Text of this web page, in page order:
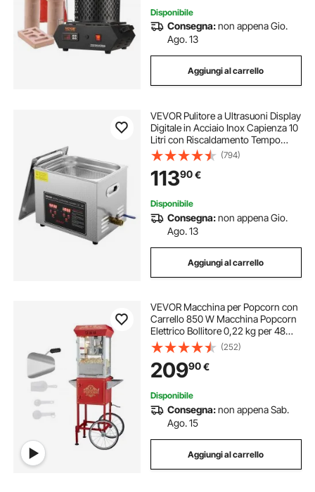
Disponibile
Consegna:non appena Gio.
Ago. 13
Aggiungi al carrello
VEVOR Pulitore a Ultrasuoni Display
Digitale in Acciaio Inox Capienza 10
Litri con Riscaldamento Tempo
Temperatura Regolabile, Macchina
Pulitrice a Ultrasuoni per Gioielli
Occhiali Orologi Laboratorio
(794)
11390€
Disponibile
Consegna:non appena Gio.
Ago. 13
Aggiungi al carrello
VEVOR Macchina per Popcorn con
Carrello 850 W Macchina Popcorn
Elettrico Bollitore 0,22 kg per 48
Tazze per Lotto, Macchina per
Popcorn dotato di Vetro Temperato,
Include 4 Misurini, Stile Cinema
(252)
20990€
Disponibile
Consegna:non appena Sab.
Ago. 15
Aggiungi al carrello